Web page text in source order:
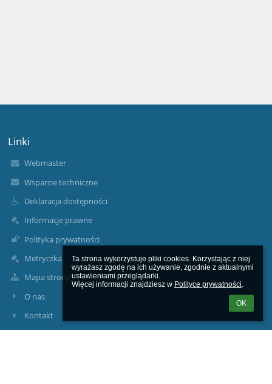
Ta strona wykorzystuje pliki cookies. Korzystając z niej
wyrażasz zgodę na ich używanie, zgodnie z aktualnymi
ustawieniami przeglądarki.
Więcej informacji znajdziesz w Polityce prywatności.
OK
Linki
Webmaster
Wsparcie techniczne
Deklaracja dostępności
Informacje prawne
Polityka prywatności
Metryczka
Mapa strony
O nas
Kontakt